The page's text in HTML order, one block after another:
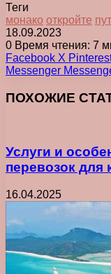
Теги
монако откройте
18.09.2023
0 Время чтения: 7
Facebook X
Messenger
ПОХОЖИЕ
Услуги и
перевозок
16.04.2025